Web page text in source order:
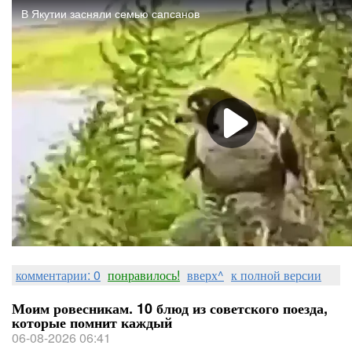
комментарии: 0 понравилось! вверх^ к полной версии
Моим ровесникам. 10 блюд из советского поезда,
которые помнит каждый
06-08-2026 06:41